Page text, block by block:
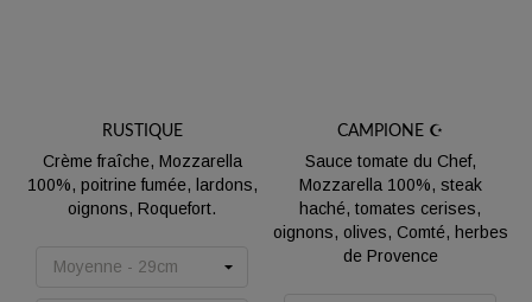
RUSTIQUE
Crème fraîche, Mozzarella
100%, poitrine fumée, lardons,
oignons, Roquefort.
CAMPIONE ☪️
Sauce tomate du Chef,
Mozzarella 100%, steak
haché, tomates cerises,
oignons, olives, Comté, herbes
de Provence